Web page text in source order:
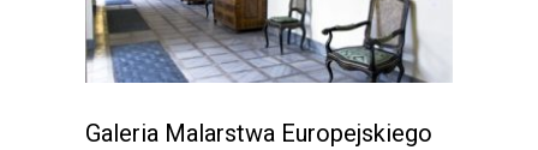
Galeria Malarstwa Europejskiego